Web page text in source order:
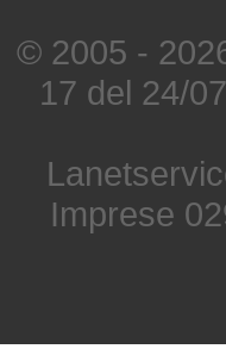
© 2005 -
17 del 24/
Imprese